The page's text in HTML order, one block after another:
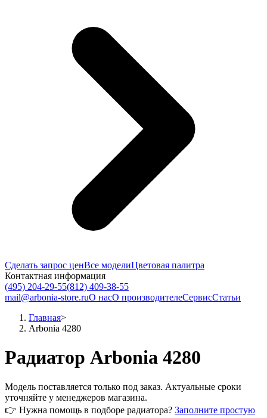
Сделать запрос ценВсе моделиЦветовая палитра
Контактная информация
(495) 204-29-55(812) 409-38-55
mail@arbonia-store.ruО насО производителеСервисСтатьи
Главная>
Arbonia 4280
Радиатор Arbonia 4280
Модель поставляется только под заказ. Актуальные сроки
уточняйте у менеджеров магазина.
👉 Нужна помощь в подборе радиатора? Заполните простую